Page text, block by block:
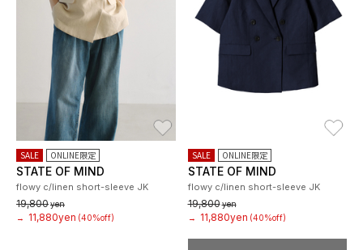
SALE ONLINE限定
STATE OF MIND
flowy c/linen short-sleeve JK
19,800yen
→
11,880yen (40%off)
SALE ONLINE限定
STATE OF MIND
flowy c/linen short-sleeve JK
19,800yen
→
11,880yen (40%off)